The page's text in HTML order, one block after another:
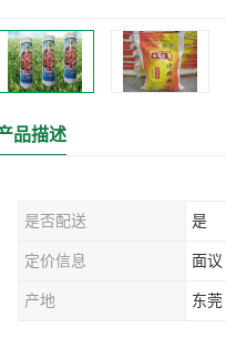
品描述
是否配送 是
定价信息 面议
产地 东莞